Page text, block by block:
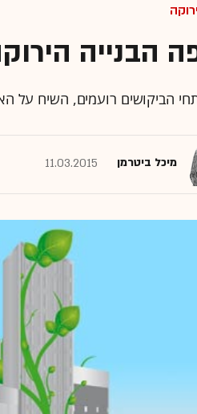
הבנייה
הביקושים רועמים, השיח על
מיכל ביטרמן 11.03.2015